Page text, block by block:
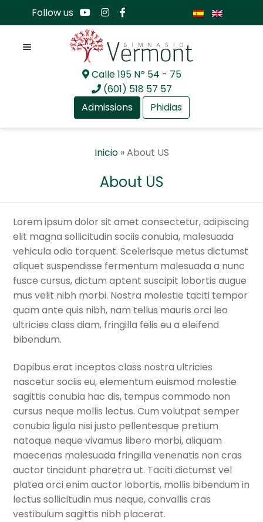
Follow us
Skip
to
navigation
Skip
to
content
Calle 195 Nº 54 - 75
(601) 518 57 57
Admissions
Phidias
Menu
menu
Current Events
menu
GV Community
child
menu
Cultural Center
Quick Links
Inicio»About US
About US
Lorem ipsum dolor sit amet consectetur, adipiscing
elit magna sollicitudin sociis conubia, malesuada
vehicula odio torquent. Scelerisque metus dictumst
aliquet suspendisse fermentum malesuada a nunc
fusce cursus, dictum aptent suscipit lobortis augue
mus velit nibh morbi. Nostra molestie taciti tempor
quam ante quis nibh, nam tellus mauris orci leo
ultricies class diam, fringilla felis eu a eleifend
bibendum.
Dapibus erat inceptos class nostra ultricies
nascetur sociis eu, elementum euismod molestie
sagittis conubia hac dis, tempus commodo non
cursus neque mollis lectus. Cum volutpat semper
conubia ligula nisi justo pellentesque pretium
natoque neque vivamus libero morbi, aliquam
maecenas malesuada fringilla venenatis non cras
auctor tincidunt pharetra ut. Taciti dictumst vel
platea orci enim auctor lobortis, mollis bibendum in
lectus sollicitudin mus neque, convallis cras
vestibulum sagittis nibh placerat.